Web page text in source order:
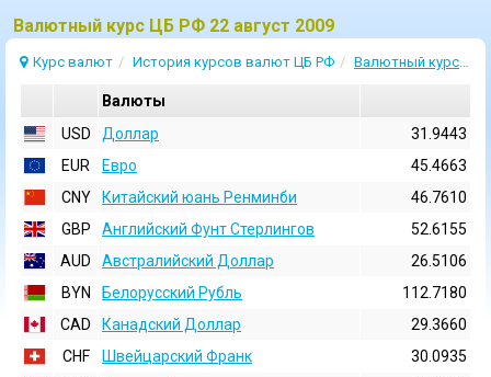
Bалютный курс ЦБ РФ 22 август 2009
Курс валют История курсов валют ЦБ РФ Валютный курс 22 Август 2009
Валюты
USD
Доллар
31.9443
EUR
Евро
45.4663
CNY
Китайский юань Ренминби
46.7610
GBP
Английский Фунт Стерлингов
52.6155
AUD
Австралийский Доллар
26.5106
BYN
Белорусский Рубль
112.7180
CAD
Канадский Доллар
29.3660
CHF
Швейцарский Франк
30.0935